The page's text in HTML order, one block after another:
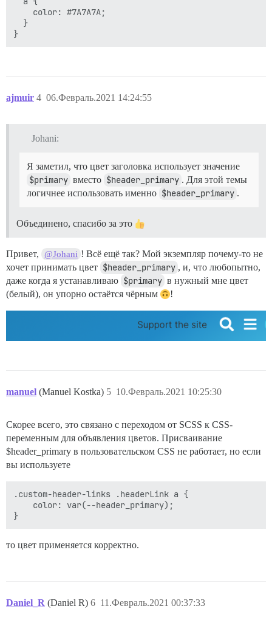
    color: #7A7A7A;
  }
ajmuir 06.Февраль.2021 14:24:55
4
Johani:
Я заметил, что цвет заголовка использует значение
$primary вместо $header_primary . Для этой темы
логичнее использовать именно $header_primary .
Объединено, спасибо за это
Привет, @Johani ! Всё ещё так? Мой экземпляр почему-то не
хочет принимать цвет $header_primary , и, что любопытно,
даже когда я устанавливаю $primary в нужный мне цвет
(белый), он упорно остаётся чёрным
!
manuel (Manuel Kostka) 10.Февраль.2021 10:25:30
5
Скорее всего, это связано с переходом от SCSS к CSS-
переменным для объявления цветов. Присваивание
$header_primary в пользовательском CSS не работает, но если
вы используете
.custom-header-links .headerLink a {
    color: var(--header_primary);
то цвет применяется корректно.
Daniel_R (Daniel R) 11.Февраль.2021 00:37:33
6